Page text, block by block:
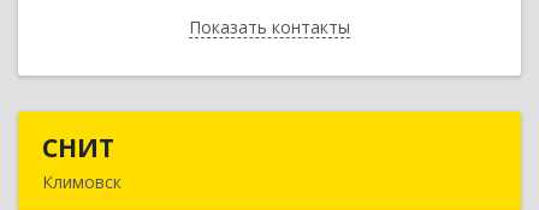
Показать контакты
Назад
СНИТ
Климовск